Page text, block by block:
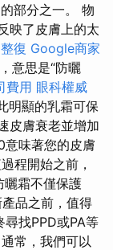
部分之一。 物
映了皮膚上的太
整復 Google商家
意思是“防曬
費用 眼科權威
明顯的乳霜可保
皮膚衰老並增加
意味著您的皮膚
程開始之前，
曬霜不僅保護
品之前，值得
尋找PPD或PA等
通常，我們可以